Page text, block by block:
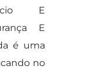
E
E
é uma
no